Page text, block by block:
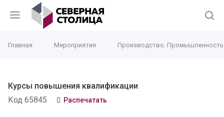
Главная Мероприятия Производство.
Курсы повышения квалификации
Код 65845
Распечатать